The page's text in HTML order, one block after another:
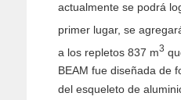
actualmente se podrá
primer lugar, se
a los repletos 837 m3
BEAM fue diseñada de
del esqueleto de